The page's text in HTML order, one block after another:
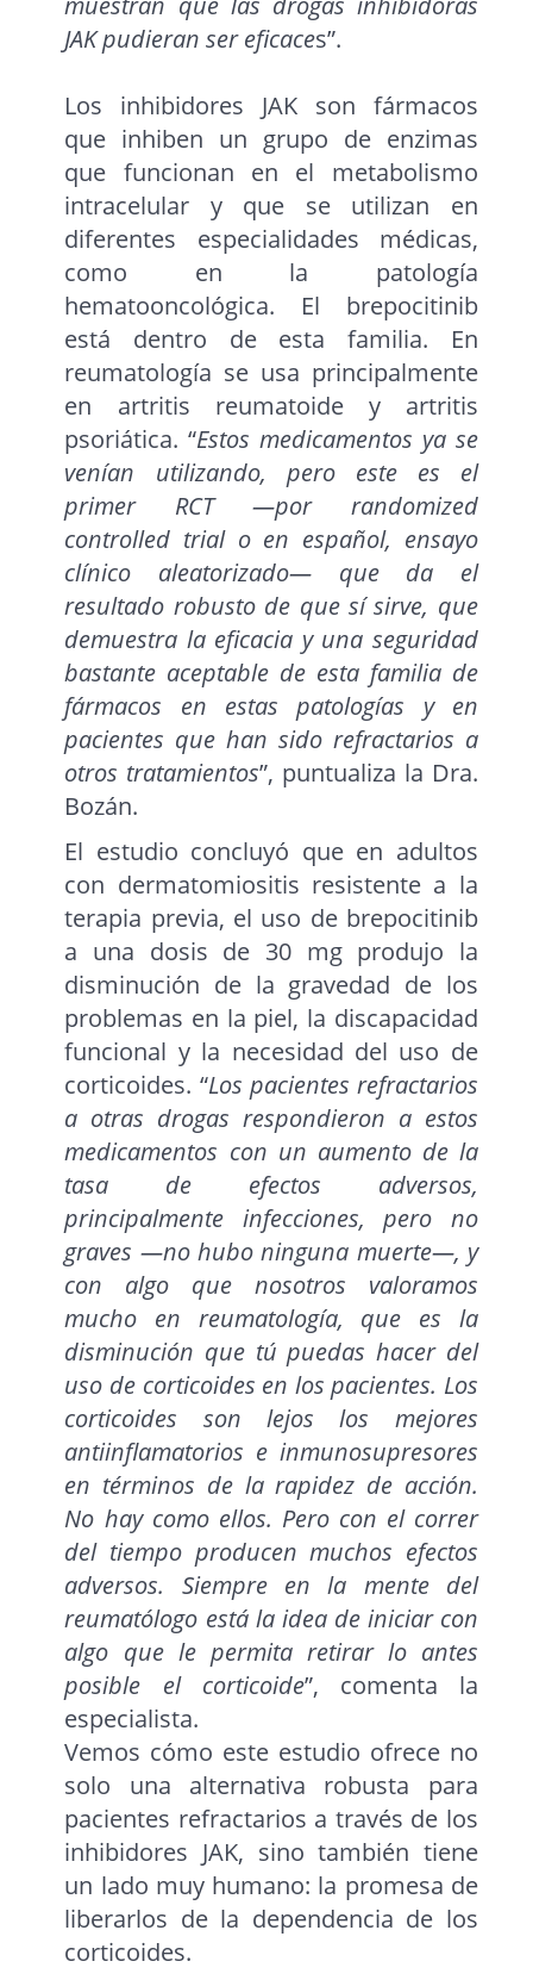
JAK pudieran ser eficaces”.
Los inhibidores JAK son fármacos
que inhiben un grupo de enzimas
que funcionan en el metabolismo
intracelular y que se utilizan en
diferentes especialidades médicas,
como en la patología
hematooncológica. El brepocitinib
está dentro de esta familia. En
reumatología se usa principalmente
en artritis reumatoide y artritis
psoriática. “Estos medicamentos ya se
venían utilizando, pero este es el
primer RCT —por randomized
controlled trial o en español, ensayo
clínico aleatorizado— que da el
resultado robusto de que sí sirve, que
demuestra la eficacia y una seguridad
bastante aceptable de esta familia de
fármacos en estas patologías y en
pacientes que han sido refractarios a
otros tratamientos”, puntualiza la Dra.
Bozán.
El estudio concluyó que en adultos
con dermatomiositis resistente a la
terapia previa, el uso de brepocitinib
a una dosis de 30 mg produjo la
disminución de la gravedad de los
problemas en la piel, la discapacidad
funcional y la necesidad del uso de
corticoides. “Los pacientes refractarios
a otras drogas respondieron a estos
medicamentos con un aumento de la
tasa de efectos adversos,
principalmente infecciones, pero no
graves —no hubo ninguna muerte—, y
con algo que nosotros valoramos
mucho en reumatología, que es la
disminución que tú puedas hacer del
uso de corticoides en los pacientes. Los
corticoides son lejos los mejores
antiinflamatorios e inmunosupresores
en términos de la rapidez de acción.
No hay como ellos. Pero con el correr
del tiempo producen muchos efectos
adversos. Siempre en la mente del
reumatólogo está la idea de iniciar con
algo que le permita retirar lo antes
posible el corticoide”, comenta la
especialista.
Vemos cómo este estudio ofrece no
solo una alternativa robusta para
pacientes refractarios a través de los
inhibidores JAK, sino también tiene
un lado muy humano: la promesa de
liberarlos de la dependencia de los
corticoides.